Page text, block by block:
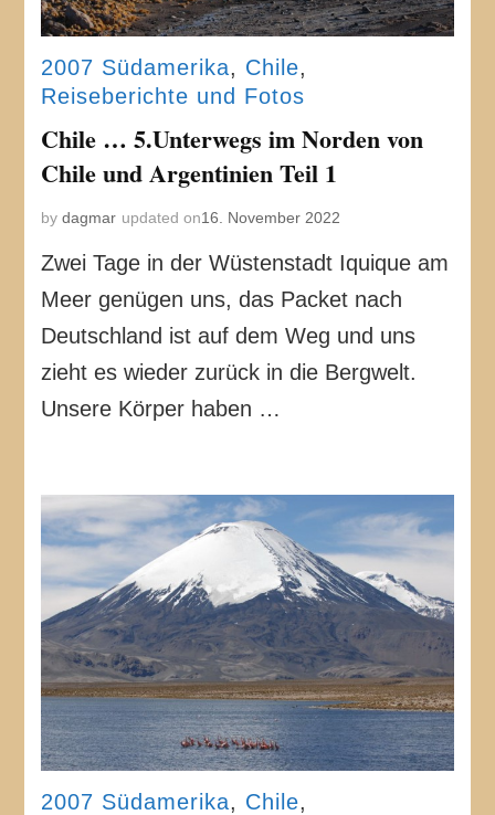
2007 Südamerika, Chile,
Reiseberichte und Fotos
Chile … 5.Unterwegs im Norden von
Chile und Argentinien Teil 1
bydagmar updated on16. November 2022
Zwei Tage in der Wüstenstadt Iquique am
Meer genügen uns, das Packet nach
Deutschland ist auf dem Weg und uns
zieht es wieder zurück in die Bergwelt.
Unsere Körper haben …
2007 Südamerika, Chile,